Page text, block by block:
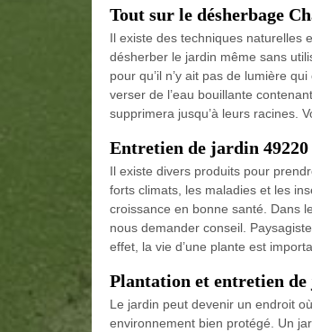
Tout sur le désherbage
Il existe des techniques naturelles
désherber le jardin même sans
pour qu’il n’y ait pas de lumière
verser de l’eau bouillante
supprimera jusqu’à leurs racines.
Entretien de jardin 49220
Il existe divers produits pour
forts climats, les maladies et les
croissance en bonne santé. Dans
nous demander conseil.
effet, la vie d’une plante est
Plantation et entretien de
Le jardin peut devenir un endroit
environnement bien protégé. Un